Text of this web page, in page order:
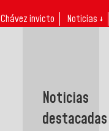
Chávez invicto Noticias ↓
Noticias
destacadas